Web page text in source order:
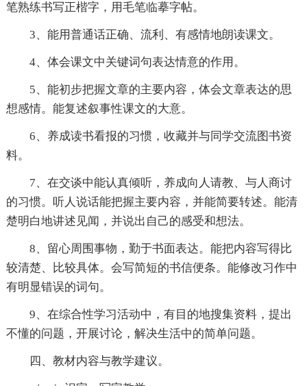
笔熟练书写正楷字，用毛笔临摹字帖。
3、能用普通话正确、流利、有感情地朗读课文。
4、体会课文中关键词句表达情意的作用。
5、能初步把握文章的主要内容，体会文章表达的思
想感情。能复述叙事性课文的大意。
6、养成读书看报的习惯，收藏并与同学交流图书资
料。
7、在交谈中能认真倾听，养成向人请教、与人商讨
的习惯。听人说话能把握主要内容，并能简要转述。能清
楚明白地讲述见闻，并说出自己的感受和想法。
8、留心周围事物，勤于书面表达。能把内容写得比
较清楚、比较具体。会写简短的书信便条。能修改习作中
有明显错误的词句。
9、在综合性学习活动中，有目的地搜集资料，提出
不懂的问题，开展讨论，解决生活中的简单问题。
四、教材内容与教学建议。